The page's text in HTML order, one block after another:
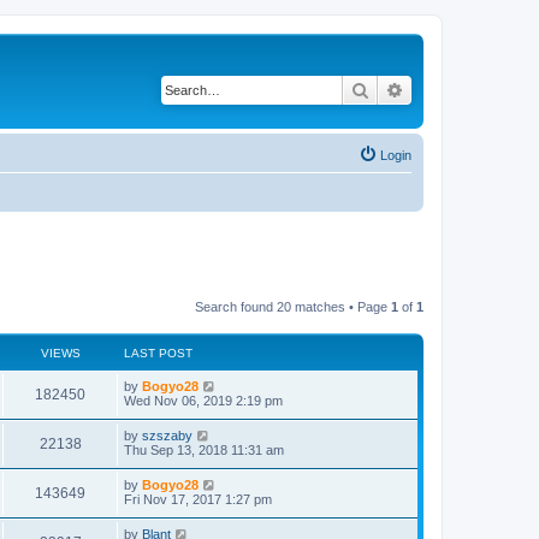
Search
Login
Search found 20 matches • Page 1 of 1
VIEWS LAST POST
182450 by Bogyo28
Wed Nov 06, 2019 2:19 pm
22138 by szszaby
Thu Sep 13, 2018 11:31 am
143649 by Bogyo28
Fri Nov 17, 2017 1:27 pm
by Blant